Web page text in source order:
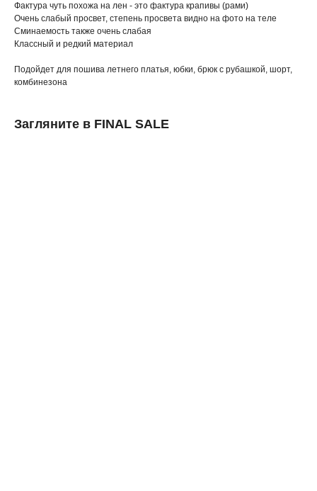
Фактура чуть похожа на лен - это фактура крапивы (рами)
Очень слабый просвет, степень просвета видно на фото на теле
Сминаемость также очень слабая
Классный и редкий материал
Подойдет для пошива летнего платья, юбки, брюк с рубашкой, шорт,
комбинезона
Загляните в FINAL SALE